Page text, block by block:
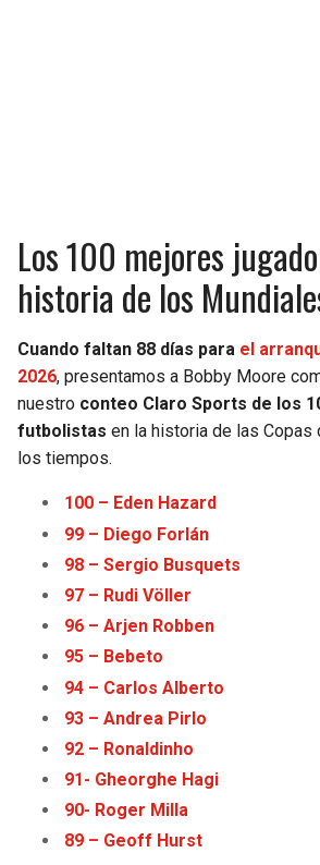
Los 100 mejores
historia de los
Cuando faltan 88 días para el
2026, presentamos a Bobby Moore
nuestro conteo Claro Sports de los
futbolistas en la historia de las
los tiempos.
100 – Eden Hazard
99 – Diego Forlán
98 – Sergio Busquets
97 – Rudi Völler
96 – Arjen Robben
95 – Bebeto
94 – Carlos Alberto
93 – Andrea Pirlo
92 – Ronaldinho
91- Gheorghe Hagi
90- Roger Milla
89 – Geoff Hurst